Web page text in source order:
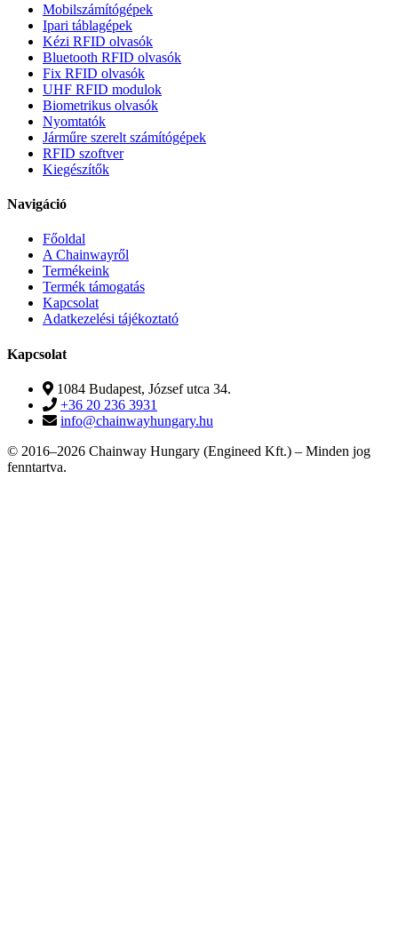
Mobilszámítógépek
Ipari táblagépek
Kézi RFID olvasók
Bluetooth RFID olvasók
Fix RFID olvasók
UHF RFID modulok
Biometrikus olvasók
Nyomtatók
Járműre szerelt számítógépek
RFID szoftver
Kiegészítők
Navigáció
Főoldal
A Chainwayről
Termékeink
Termék támogatás
Kapcsolat
Adatkezelési tájékoztató
Kapcsolat
1084 Budapest, József utca 34.
+36 20 236 3931
info@chainwayhungary.hu
© 2016–2026 Chainway Hungary (Engineed Kft.) – Minden jog
fenntartva.